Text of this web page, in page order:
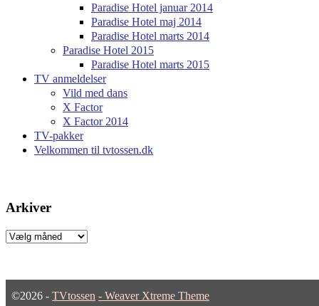
Paradise Hotel januar 2014
Paradise Hotel maj 2014
Paradise Hotel marts 2014
Paradise Hotel 2015
Paradise Hotel marts 2015
TV anmeldelser
Vild med dans
X Factor
X Factor 2014
TV-pakker
Velkommen til tvtossen.dk
Arkiver
Arkiver
©2026 - TVtossen - Weaver Xtreme Theme